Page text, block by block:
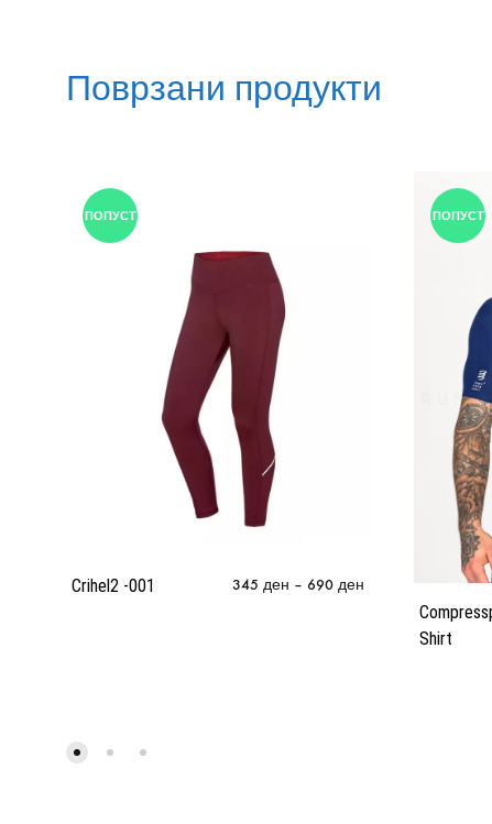
Поврзани продукти
ПОПУСТ
Crihel2 -001 345 ден – 690 ден
ПОПУСТ
Shirt